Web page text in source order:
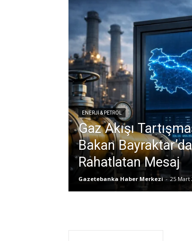
ENERJI & PETROL
Gaz Akışı
Bakan
Rahatlatan Mesaj
Gazetebanka Haber Merkezi - 25 Mart